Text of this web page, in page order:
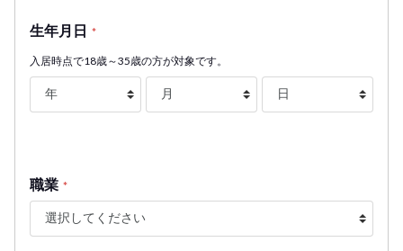
生年月日 *
入居時点で18歳～35歳の方が対象です。
職業 *